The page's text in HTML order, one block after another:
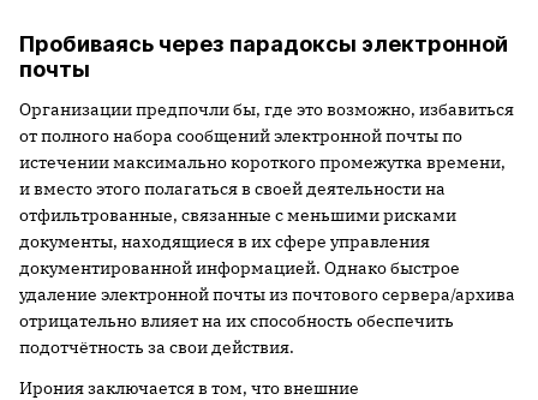
Пробиваясь через парадоксы электронной
почты
Организации предпочли бы, где это возможно, избавиться
от полного набора сообщений электронной почты по
истечении максимально короткого промежутка времени,
и вместо этого полагаться в своей деятельности на
отфильтрованные, связанные с меньшими рисками
документы, находящиеся в их сфере управления
документированной информацией. Однако быстрое
удаление электронной почты из почтового сервера/архива
отрицательно влияет на их способность обеспечить
подотчётность за свои действия.
Ирония заключается в том, что внешние